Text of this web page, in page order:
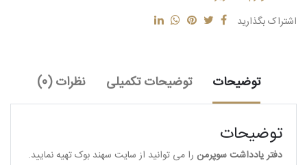
اشتراک بگذارید
توضیحات توضیحات تکمیلی نظرات (0)
توضیحات
دفتر یادداشت سوپرمن را می توانید از سایت سهند بوک تهیه نمایید.